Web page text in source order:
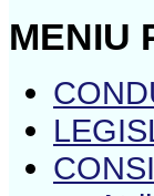
MENIU